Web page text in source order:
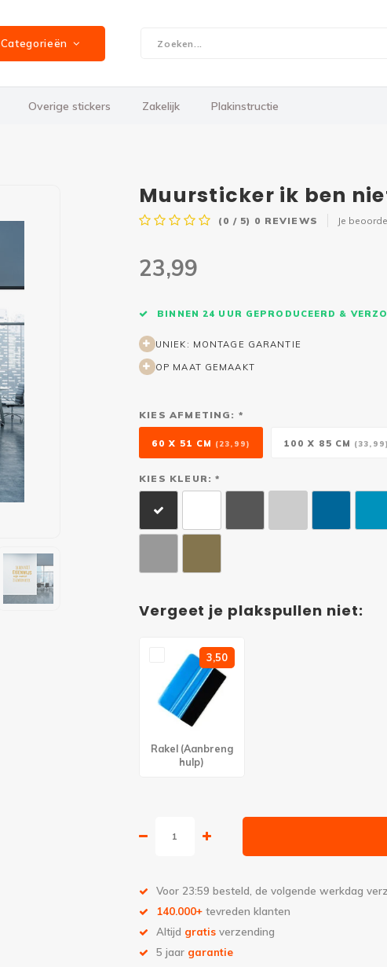
Categorieën
Overige stickers Zakelijk Plakinstructie
Muursticker ik ben
(0 / 5) 0 REVIEWS Je
23,99
BINNEN 24 UUR GEPRODUCEERD &
UNIEK: MONTAGE GARANTIE
OP MAAT GEMAAKT
KIES AFMETING: *
60 X 51 CM (23,99) 100 X 85 CM (33,99)
KIES KLEUR: *
Vergeet je plakspullen niet:
3,50
Rakel (Aanbreng
hulp)
Voor 23:59 besteld, de volgende werkdag
140.000+ tevreden klanten
Altijd gratis verzending
5 jaar garantie